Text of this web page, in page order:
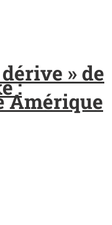
» de
:
Amérique